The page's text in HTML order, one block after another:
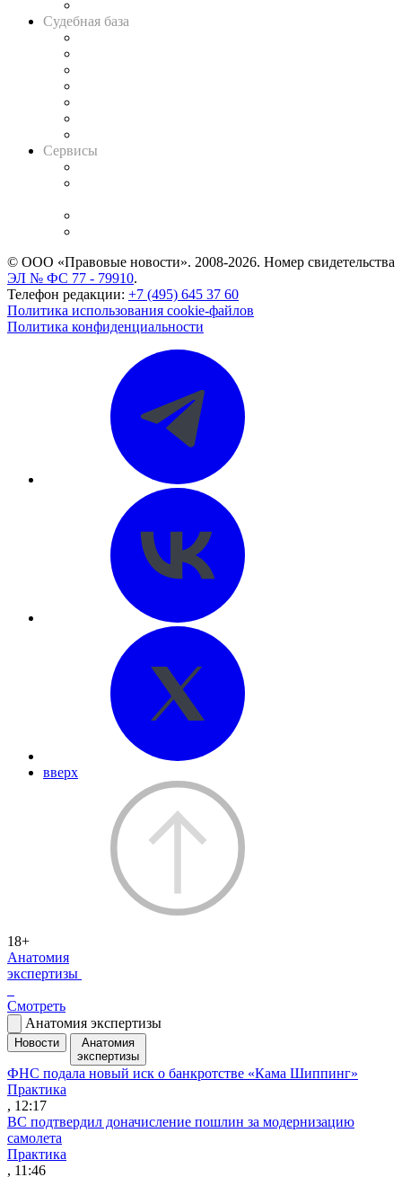
Судебная база
Сервисы
© ООО «Правовые новости». 2008-2026. Номер свидетельства
ЭЛ № ФС 77 - 79910.
Телефон редакции: +7 (495) 645 37 60
Политика использования cookie-файлов
Политика конфиденциальности
вверх
18+
Анатомия
экспертизы
Смотреть
Анатомия экспертизы
Новости
Анатомия
экспертизы
ФНС подала новый иск о банкротстве «Кама Шиппинг»
Практика
, 12:17
ВС подтвердил доначисление пошлин за модернизацию
самолета
Практика
, 11:46